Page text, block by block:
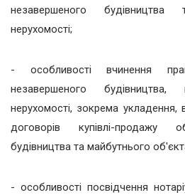
незавершеного
нерухомості;
- особливості вчинення
незавершеного будівництва,
нерухомості, зокрема укладення,
договорів купівлі-продажу
будівництва та майбутнього
- особливості посвідчення